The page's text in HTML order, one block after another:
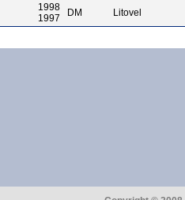
1998
1997
DM Litovel